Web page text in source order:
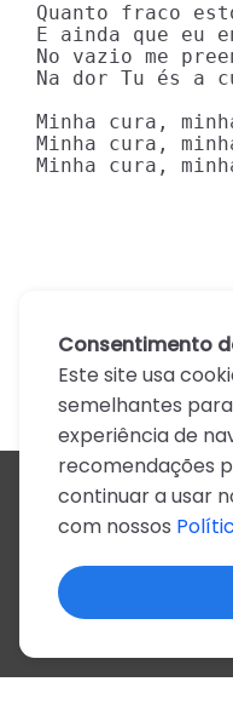
Quanto fraco
E ainda que eu
No vazio me
Na dor Tu és a
Minha cura,
Minha cura,
Minha cura,
A
B C D E
N
O P Q R
© 2022, mais de
Consentimento
Este site usa
semelhantes
experiência de
recomendações
continuar a usar
com nossos